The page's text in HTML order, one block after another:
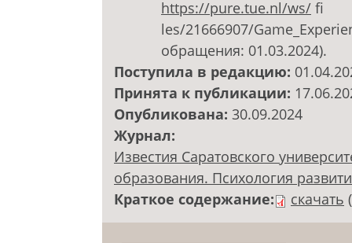
https://pure.tue.nl/ws/ fi
les/21666907/
обращения: 01.03.2024).
Поступила в редакцию:
Принята к публикации:
Опубликована: 30.09.2024
Журнал:
Известия Саратовского
образования. Психология
Краткое содержание:
скачать